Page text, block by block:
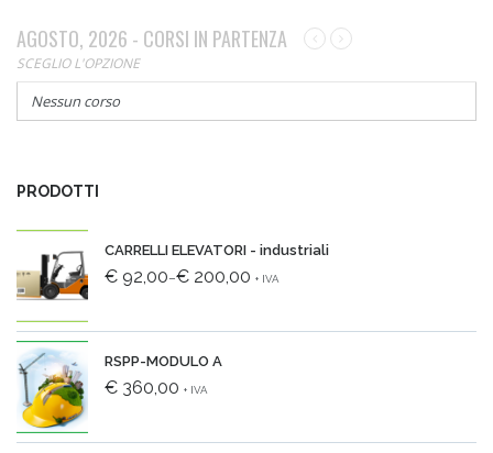
AGOSTO, 2026 - CORSI IN PARTENZA
SCEGLIO L'OPZIONE
Nessun corso
PRODOTTI
CARRELLI ELEVATORI - industriali
€ 92,00–€ 200,00 + IVA
RSPP-MODULO A
€ 360,00 + IVA